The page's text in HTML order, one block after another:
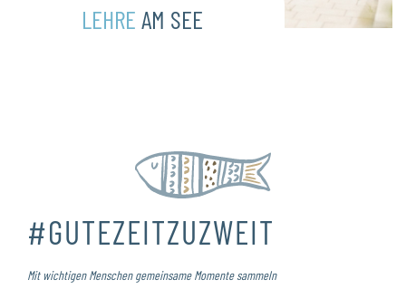
LEHRE AM SEE
#GUTEZEITZUZWEIT
Mit wichtigen Menschen gemeinsame Momente sammeln